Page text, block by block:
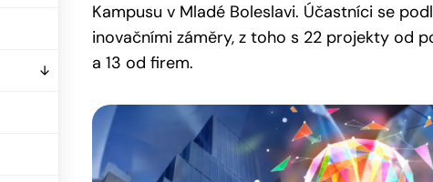
Kampusu v Mladé Boleslavi. Účastníci se
inovačními záměry, z toho s 22 projekty od
a 13 od firem.